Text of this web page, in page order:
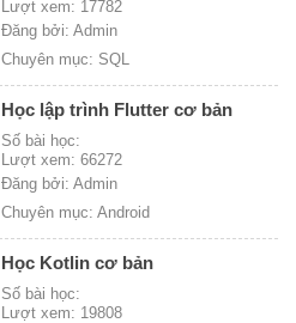
Lượt xem: 17782
Đăng bởi: Admin
Chuyên mục: SQL
Học lập trình Flutter cơ bản
Số bài học:
Lượt xem: 66272
Đăng bởi: Admin
Chuyên mục: Android
Học Kotlin cơ bản
Số bài học:
Lượt xem: 19808